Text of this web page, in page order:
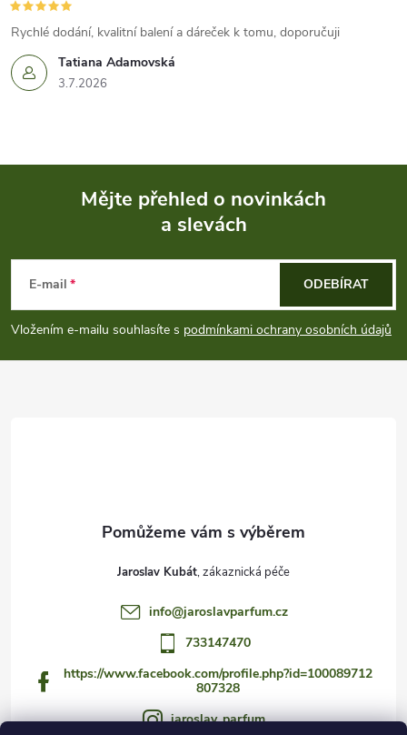
Tatiana Adamovská
3.7.2026
Rychlé dodání, kvalitní balení a dáreček k tomu, doporučuji
p
a
Mějte přehled o novinkách
a slevách
E-mail
Vložením e-mailu souhlasíte s podmínkami ochrany osobních údajů
ODEBÍRAT
Jaroslav Kubát
info@jaroslavparfum.cz
733147470
https://www.facebook.com/profile.php?id=100089712
807328
jaroslav_parfum